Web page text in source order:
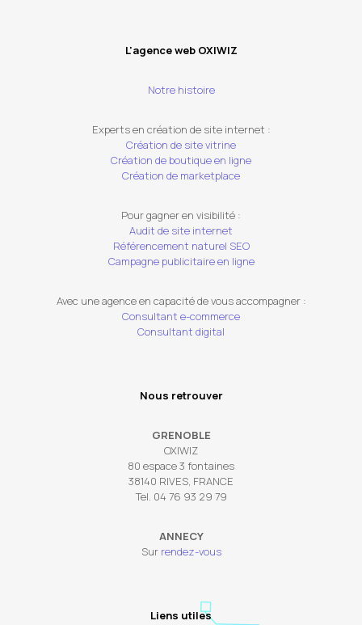
L'agence web OXIWIZ
Notre histoire
Experts en création de site internet :
Création de site vitrine
Création de boutique en ligne
Création de marketplace
Pour gagner en visibilité :
Audit de site internet
Référencement naturel SEO
Campagne publicitaire en ligne
Avec une agence en capacité de vous accompagner :
Consultant e-commerce
Consultant digital
Nous retrouver
GRENOBLE
OXIWIZ
80 espace 3 fontaines
38140 RIVES, FRANCE
Tel. 04 76 93 29 79
ANNECY
Sur rendez-vous
Liens utiles